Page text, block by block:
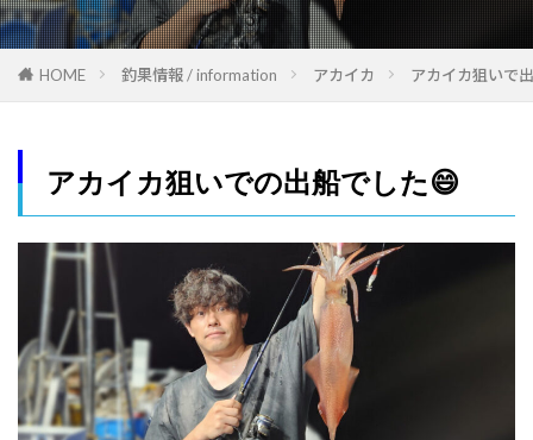
HOME 釣果情報 / information アカイカ アカイカ狙いで
アカイカ狙いでの出船でした😄